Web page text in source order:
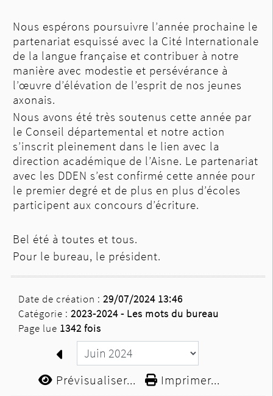
Nous espérons poursuivre l’année prochaine le
partenariat esquissé avec la Cité Internationale
de la langue française et contribuer à notre
manière avec modestie et persévérance à
l’œuvre d’élévation de l’esprit de nos jeunes
axonais.
Nous avons été très soutenus cette année par
le Conseil départemental et notre action
s’inscrit pleinement dans le lien avec la
direction académique de l’Aisne. Le partenariat
avec les DDEN s’est confirmé cette année pour
le premier degré et de plus en plus d’écoles
participent aux concours d’écriture.
Bel été à toutes et tous.
Pour le bureau, le président.
Date de création : 29/07/2024 13:46
Catégorie : 2023-2024 - Les mots du bureau
Page lue 1342 fois
Prévisualiser... Imprimer...